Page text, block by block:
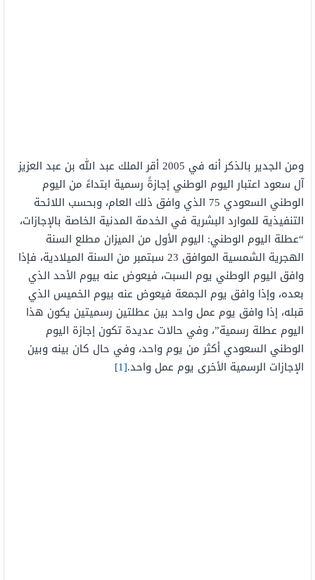
ومن الجدير بالذكر أنه في 2005 أقر الملك عبد الله بن عبد العزيز
آل سعود اعتبار اليوم الوطني إجازةً رسمية ابتداءً من اليوم
الوطني السعودي 75 الذي وافق ذلك العام، وبحسب اللائحة
التنفيذية للموارد البشرية في الخدمة المدنية الخاصة بالإجازات،
“عطلة اليوم الوطني: اليوم الأول من الميزان مطلع السنة
الهجرية الشمسية الموافق 23 سبتمبر من السنة الميلادية، فإذا
وافق اليوم الوطني يوم السبت، فيعوض عنه بيوم الأحد الذي
بعده، وإذا وافق يوم الجمعة فيعوض عنه بيوم الخميس الذي
قبله، إذا وافق يوم عمل واحد بين عطلتين رسميتين يكون هذا
اليوم عطلة رسمية”، وفي حالات عديدة تكون إجازة اليوم
الوطني السعودي أكثر من يوم واحد، وفي حال كان بينه وبين
الإجازات الرسمية الأخرى يوم عمل واحد.[1]